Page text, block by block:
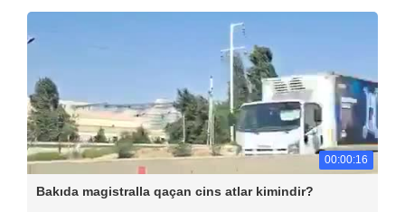
00:00:16
Bakıda magistralla qaçan cins atlar kimindir?